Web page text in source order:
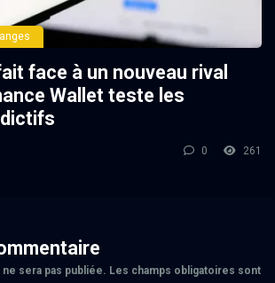
face à un nouveau rival
Wallet teste les
0 261
sera pas publiée. Les champs obligatoires sont